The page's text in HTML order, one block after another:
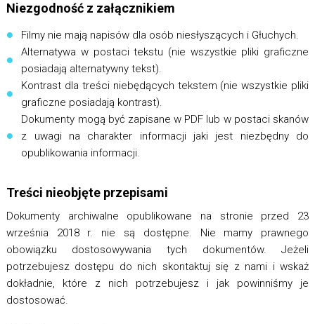
Niezgodność z załącznikiem
Filmy nie mają napisów dla osób niesłyszących i Głuchych.
Alternatywa w postaci tekstu (nie wszystkie pliki graficzne
posiadają alternatywny tekst).
Kontrast dla treści niebędących tekstem (nie wszystkie pliki
graficzne posiadają kontrast).
Dokumenty mogą być zapisane w PDF lub w postaci skanów
z uwagi na charakter informacji jaki jest niezbędny do
opublikowania informacji.
Treści nieobjęte przepisami
Dokumenty archiwalne opublikowane na stronie przed 23
września 2018 r. nie są dostępne. Nie mamy prawnego
obowiązku dostosowywania tych dokumentów. Jeżeli
potrzebujesz dostępu do nich skontaktuj się z nami i wskaż
dokładnie, które z nich potrzebujesz i jak powinniśmy je
dostosować.